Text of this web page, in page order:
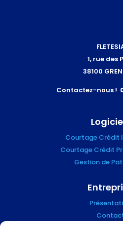
1, rue des
38100
Contactez-nous !
Courtage Crédit
Courtage Crédit
Gestion de